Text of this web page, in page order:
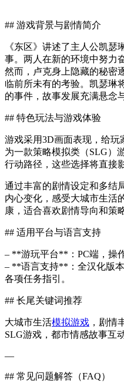
## 游戏背景与剧情简介
《东区》讲述了主人公凯
事。两人在新的环境中努力
然而，卢克身上隐藏的秘密
临前所未有的考验。凯瑟琳
的事件，故事发展充满悬念
## 特色玩法与游戏体验
游戏采用3D画面表现，给
为一款策略模拟类（SLG）
行动路径，这些选择将直接
通过丰富的剧情设定和多结
内心变化，感受大城市生活
康，适合喜欢剧情导向和策
## 适用平台与语言支持
– **游玩平台**：PC端，操
– **语言支持**：全汉化版
各项任务指引。
## 长尾关键词推荐
大城市生活模拟游戏 ，剧情
SLG游戏，都市情感故事互
—
## 常见问题解答（FAQ）